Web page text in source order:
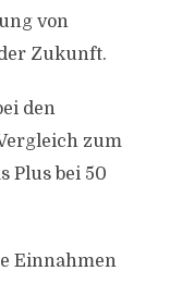
von
Zukunft.
den
zum
Plus bei 50
Einnahmen